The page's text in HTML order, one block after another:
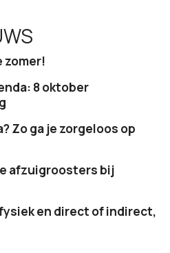
zomer!
8 oktober
Zo ga je zorgeloos op
afzuigroosters bij
en direct of indirect,